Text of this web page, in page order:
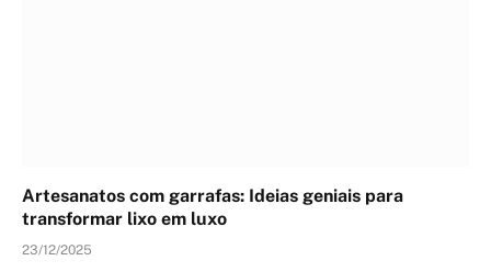
Artesanatos com garrafas: Ideias geniais para
transformar lixo em luxo
23/12/2025